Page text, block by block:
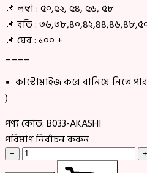
📌 লম্বা : ৫০,৫২, ৫৪, ৫৬, ৫৮
📌 বডি :
📌 ঘের : ১০০ +
____
▪ কাস্টোমাইজ করে বানিয়ে নিতে
)
পণ্য কোড:B033-AKASHI
পরিমাণ নির্বাচন করুন
− +